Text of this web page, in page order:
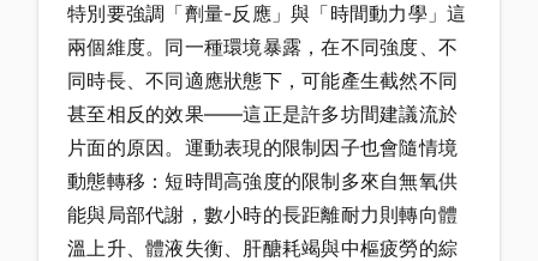
特別要強調「劑量-反應」與「時間動力學」這
兩個維度。同一種環境暴露，在不同強度、不
同時長、不同適應狀態下，可能產生截然不同
甚至相反的效果——這正是許多坊間建議流於
片面的原因。運動表現的限制因子也會隨情境
動態轉移：短時間高強度的限制多來自無氧供
能與局部代謝，數小時的長距離耐力則轉向體
溫上升、體液失衡、肝醣耗竭與中樞疲勞的綜